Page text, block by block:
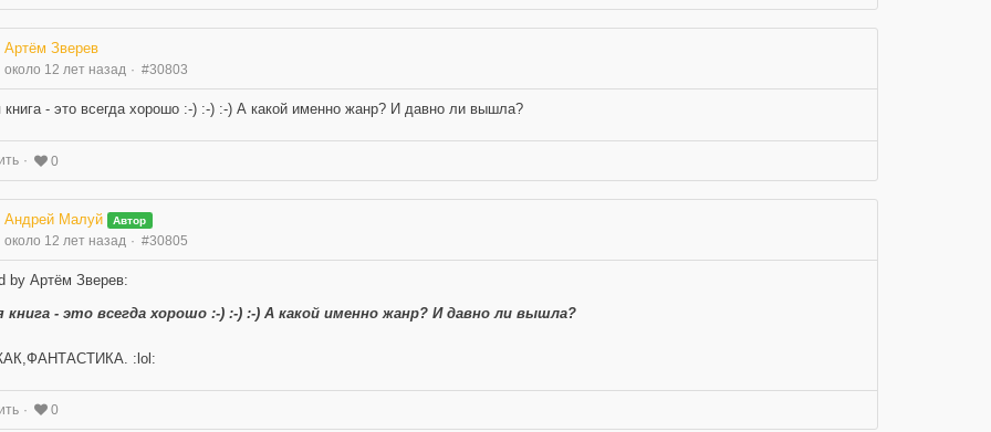
Артём Зверев
около 12 лет назад #30803
книга - это всегда хорошо :-) :-) :-) А какой именно жанр? И давно ли вышла?
0
Андрей Малуй Автор
около 12 лет назад #30805
by Артём Зверев:
книга - это всегда хорошо :-) :-) :-) А какой именно жанр? И давно ли вышла?
:lol:
0